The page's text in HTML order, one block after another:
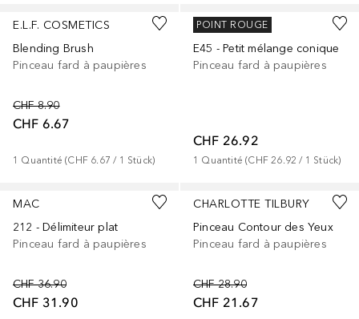
E.L.F. COSMETICS
Blending Brush
Pinceau fard à paupières
CHF 8.90
CHF 6.67
1 Quantité (CHF 6.67 / 1 Stück)
SIGMA
E45 - Petit mélange conique
Pinceau fard à paupières
CHF 26.92
1 Quantité (CHF 26.92 / 1 Stück)
POINT ROUGE
MAC
212 - Délimiteur plat
Pinceau fard à paupières
CHF 36.90
CHF 31.90
CHARLOTTE TILBURY
Pinceau Contour des Yeux
Pinceau fard à paupières
CHF 28.90
CHF 21.67